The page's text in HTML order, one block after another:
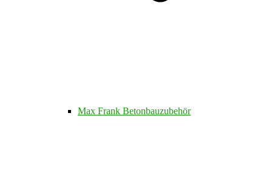
Max Frank Betonbauzubehör